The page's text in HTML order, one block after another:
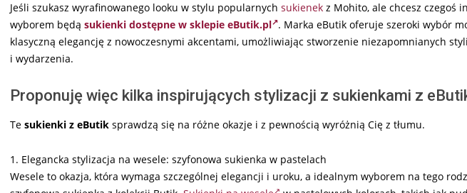
Jeśli szukasz wyrafinowanego looku w stylu popularnych sukienek z Mohito, ale chcesz czegoś
wyborem będą sukienki dostępne w sklepie eButik.pl . Marka eButik oferuje szeroki wybór
klasyczną elegancję z nowoczesnymi akcentami, umożliwiając stworzenie niezapomnianych
i wydarzenia.
Proponuję więc kilka inspirujących stylizacji z sukienkami z
Te sukienki z eButik sprawdzą się na różne okazje i z pewnością wyróżnią Cię z tłumu.
1. Elegancka stylizacja na wesele: szyfonowa sukienka w pastelach
Wesele to okazja, która wymaga szczególnej elegancji i uroku, a idealnym wyborem na tego